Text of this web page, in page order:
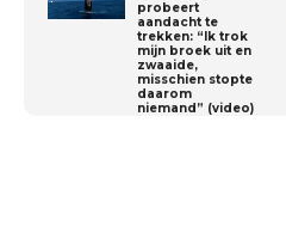
probeert
aandacht te
trekken: “Ik trok
mijn broek uit en
zwaaide,
misschien stopte
daarom
niemand” (video)